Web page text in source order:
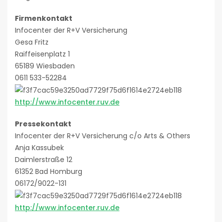
Firmenkontakt
Infocenter der R+V Versicherung
Gesa Fritz
Raiffeisenplatz 1
65189 Wiesbaden
0611 533-52284
http://www.infocenter.ruv.de
Pressekontakt
Infocenter der R+V Versicherung c/o Arts & Others
Anja Kassubek
Daimlerstraße 12
61352 Bad Homburg
06172/9022-131
http://www.infocenter.ruv.de